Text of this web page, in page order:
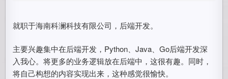
就职于海南科澜科技有限公司，后端开发。
主要兴趣集中在后端开发，Python、Java、Go后端开发深
入我心。将更多的业务逻辑放在后端中，这很有趣。同时，
将自己构想的内容实现出来，这种感觉很愉快。